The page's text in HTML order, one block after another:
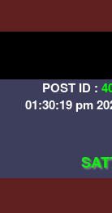
POST ID :
01:30:19 pm